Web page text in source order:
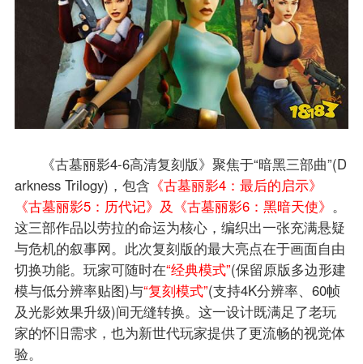
《古墓丽影4-6高清复刻版》聚焦于“暗黑三部曲”(D
arkness Trilogy)，包含 《古墓丽影4：最后的启示》
《古墓丽影5：历代记》及《古墓丽影6：黑暗天使》 。
这三部作品以劳拉的命运为核心，编织出一张充满悬疑
与危机的叙事网。此次复刻版的最大亮点在于画面自由
切换功能。玩家可随时在“经典模式”(保留原版多边形建
模与低分辨率贴图)与“复刻模式”(支持4K分辨率、60帧
及光影效果升级)间无缝转换。这一设计既满足了老玩
家的怀旧需求，也为新世代玩家提供了更流畅的视觉体
验。